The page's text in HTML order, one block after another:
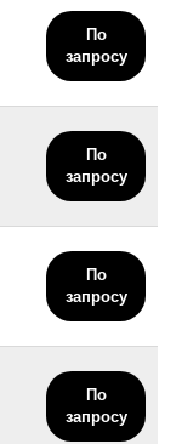
По
запросу
По
запросу
По
запросу
По
запросу